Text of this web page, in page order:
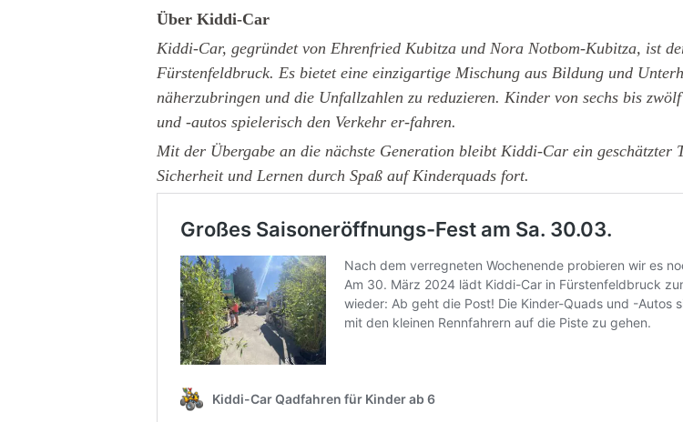
Über Kiddi-Car
Kiddi-Car, gegründet von Ehrenfried Kubitza und Nora Notbom-Kubitza, ist
Fürstenfeldbruck. Es bietet eine einzigartige Mischung aus Bildung und
näherzubringen und die Unfallzahlen zu reduzieren. Kinder von sechs bis
und -autos spielerisch den Verkehr er-fahren.
Mit der Übergabe an die nächste Generation bleibt Kiddi-Car ein geschätzter
Sicherheit und Lernen durch Spaß auf Kinderquads fort.